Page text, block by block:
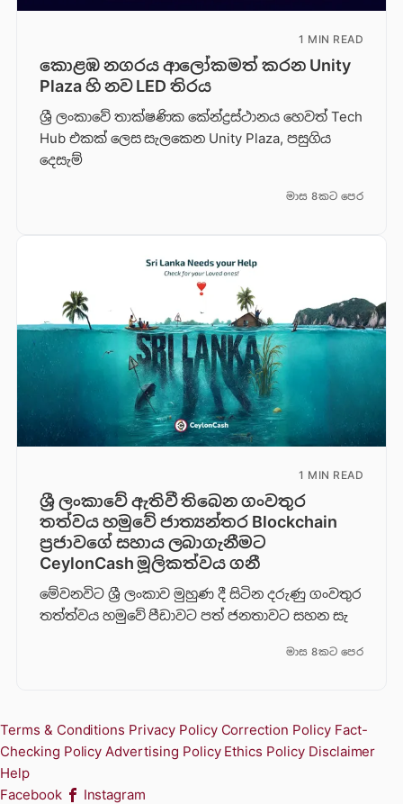
1 MIN READ
කොළඹ නගරය ආලෝකමත් කරන Unity
Plaza හි නව LED තිරය
ශ්‍රී ලංකාවේ තාක්ෂණික කේන්ද්‍රස්ථානය හෙවත් Tech
Hub එකක් ලෙස සැලකෙන Unity Plaza, පසුගිය
දෙසැම්
මාස 8කට පෙර
1 MIN READ
ශ්‍රී ලංකාවේ ඇතිවී තිබෙන ගංවතුර
තත්වය හමුවේ ජාත්‍යන්තර Blockchain
ප්‍රජාවගේ සහාය ලබාගැනීමට
CeylonCash මූලිකත්වය ග​නී
මේවනවිට ශ්‍රී ලංකාව මුහුණ දී සිටින දරුණු ගංවතුර
තත්ත්වය හමුවේ පීඩාවට පත් ජනතාවට සහන සැ
මාස 8කට පෙර
Terms & Conditions Privacy Policy Correction Policy Fact-
Checking Policy Advertising Policy Ethics Policy Disclaimer
Help
Facebook
Instagram